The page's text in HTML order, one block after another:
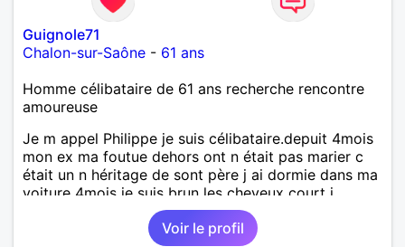
Guignole71
Chalon-sur-Saône - 61 ans
Homme célibataire de 61 ans recherche rencontre
amoureuse
Je m appel Philippe je suis célibataire.depuit 4mois
mon ex ma foutue dehors ont n était pas marier c
était un n héritage de sont père j ai dormie dans ma
voiture 4mois je suis brun les cheveux court j
aimerai rencontrer une femme brune gentil caline et
Voir le profil